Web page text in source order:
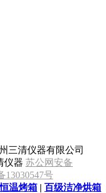
三清仪器有限公司
苏公网安备
13030547号
恒温烤箱 | 百级洁净烘箱